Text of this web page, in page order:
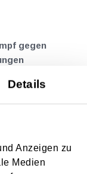
Details
Anzeigen zu
Medien
gegen
an die Hand, um
Problem, dass
eines neuen...